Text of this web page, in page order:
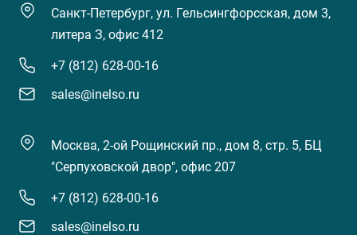
Санкт-Петербург, ул. Гельсингфорсская, дом 3,
литера З, офис 412
+7 (812) 628-00-16
sales@inelso.ru
Москва, 2-ой Рощинский пр., дом 8, стр. 5, БЦ
"Серпуховской двор", офис 207
+7 (812) 628-00-16
sales@inelso.ru